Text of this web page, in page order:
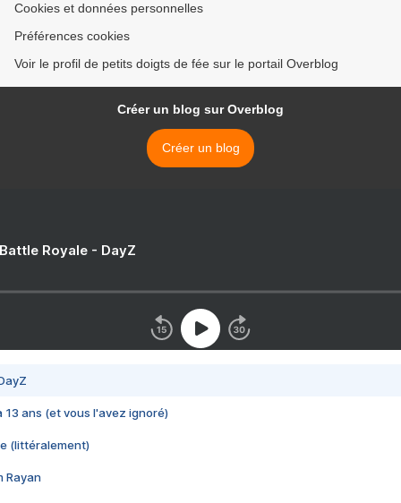
Cookies et données personnelles
Préférences cookies
Voir le profil de petits doigts de fée sur le portail Overblog
Créer un blog sur Overblog
Créer un blog
Royale - DayZ
13 ans (et vous l'avez ignoré)
(littéralement)
Rayan